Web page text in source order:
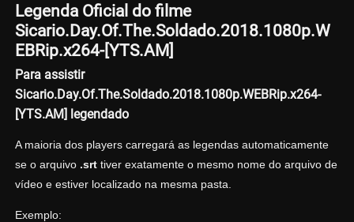
Legenda Oficial do filme
Sicario.Day.Of.The.Soldado.2018.1080p.W
EBRip.x264-[YTS.AM]
Para assistir
Sicario.Day.Of.The.Soldado.2018.1080p.WEBRip.x264-
[YTS.AM] legendado
A maioria dos players carregará as legendas automaticamente
se o arquivo .srttiver exatamente o mesmo nome do arquivo de
vídeo e estiver localizado na mesma pasta.
Exemplo: